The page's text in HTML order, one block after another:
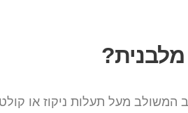
המשולב מעל תעלות ניקוז